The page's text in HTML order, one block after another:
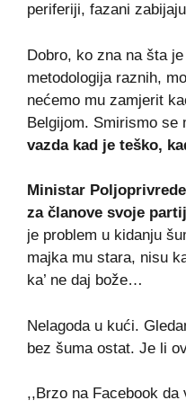
periferiji, fazani
Dobro, ko zna na šta
metodologija raznih,
nećemo mu zamjerit
Belgijom. Smirismo se
vazda kad je teško,
Ministar
za članove svoje
je problem u kidanju
majka mu stara, nisu
ka’ ne daj bože…
Nelagoda u kući.
bez šuma ostat. Je li
,,Brzo na Facebook da